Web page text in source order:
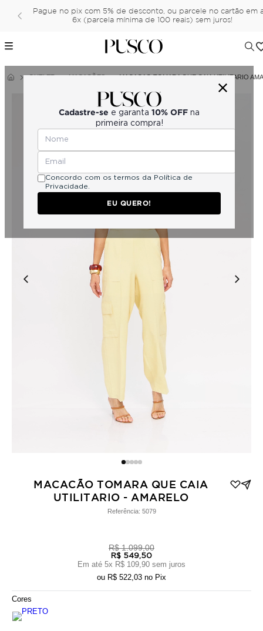
Pague no pix com 5% de desconto, ou parcele no cartão em
6x (parcela mínima de 100 reais) sem juros!
Cadastre-se e garanta 10% OFF na
primeira compra!
Concordo com os termos da Política de
Privacidade.
EU QUERO!
OUTLET MACACÕES MACACÃO TOMARA QUE CAIA UTILITARIO
MACACÃO TOMARA QUE CAIA
UTILITARIO - AMARELO
Referência: 5079
R$ 1.099,00
R$ 549,50
Em até 5x R$ 109,90 sem juros
ou R$ 522,03 no Pix
Cores